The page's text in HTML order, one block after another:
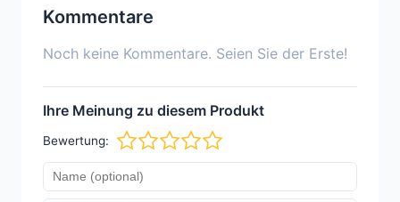
Kommentare
Noch keine Kommentare. Seien Sie der Erste!
Ihre Meinung zu diesem Produkt
Bewertung: